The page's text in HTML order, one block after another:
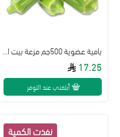
17.25
أبلغني عند التوفر